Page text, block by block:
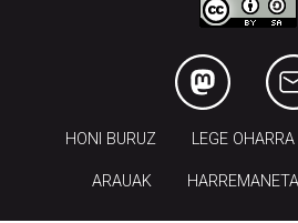
HONI BURUZ LEGE OHARRA
ARAUAK